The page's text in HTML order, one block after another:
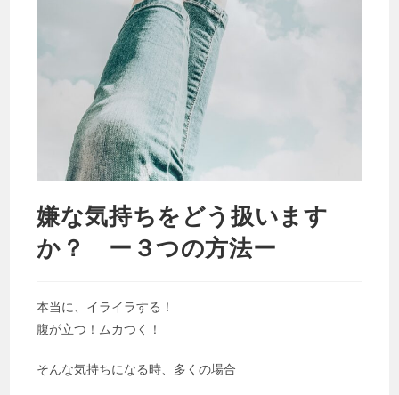
嫌な気持ちをどう扱います
か？ ー３つの方法ー
本当に、イライラする！
腹が立つ！ムカつく！
そんな気持ちになる時、多くの場合